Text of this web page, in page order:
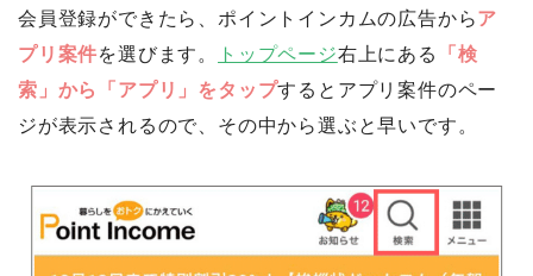
会員登録ができたら、ポイントインカムの広告からア
プリ案件を選びます。 トップページ右上にある
「検
索」から「アプリ」をタップするとアプリ案件のペー
ジが表示されるので、その中から選ぶと早いです。